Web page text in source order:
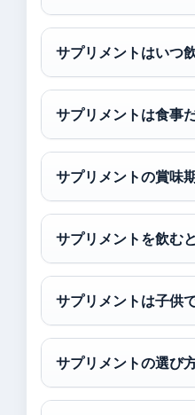
サプリメントはいつ
サプリメントは食事
サプリメントの賞味
サプリメントを飲む
サプリメントは子供
サプリメントの選び